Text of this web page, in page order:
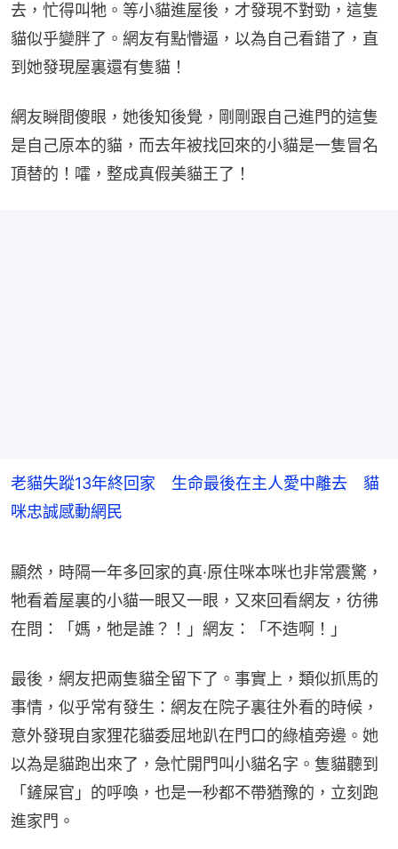
去，忙得叫牠。等小貓進屋後，才發現不對勁，這隻
貓似乎變胖了。網友有點懵逼，以為自己看錯了，直
到她發現屋裏還有隻貓！
網友瞬間傻眼，她後知後覺，剛剛跟自己進門的這隻
是自己原本的貓，而去年被找回來的小貓是一隻冒名
頂替的！嚯，整成真假美貓王了！
老貓失蹤13年終回家 生命最後在主人愛中離去 貓
咪忠誠感動網民
顯然，時隔一年多回家的真·原住咪本咪也非常震驚，
牠看着屋裏的小貓一眼又一眼，又來回看網友，彷彿
在問：「媽，牠是誰？！」網友：「不造啊！」
最後，網友把兩隻貓全留下了。事實上，類似抓馬的
事情，似乎常有發生：網友在院子裏往外看的時候，
意外發現自家狸花貓委屈地趴在門口的綠植旁邊。她
以為是貓跑出來了，急忙開門叫小貓名字。隻貓聽到
「鏟屎官」的呼喚，也是一秒都不帶猶豫的，立刻跑
進家門。